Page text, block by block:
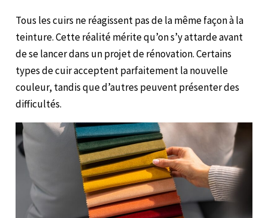
Tous les cuirs ne réagissent pas de la même façon à la
teinture. Cette réalité mérite qu’on s’y attarde avant
de se lancer dans un projet de rénovation. Certains
types de cuir acceptent parfaitement la nouvelle
couleur, tandis que d’autres peuvent présenter des
difficultés.